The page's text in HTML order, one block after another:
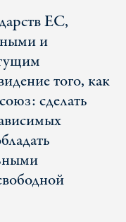
ЕС,
и
того, как
сделать